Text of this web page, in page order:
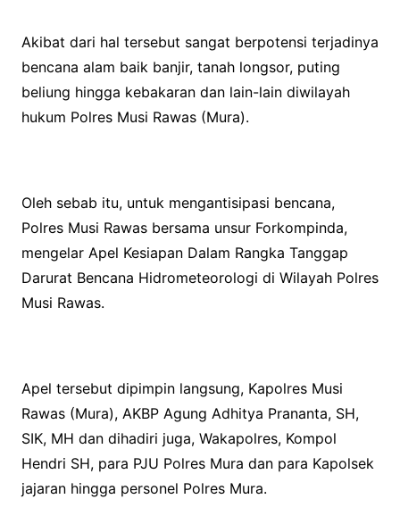
Akibat dari hal tersebut sangat berpotensi terjadinya
bencana alam baik banjir, tanah longsor, puting
beliung hingga kebakaran dan lain-lain diwilayah
hukum Polres Musi Rawas (Mura).
Oleh sebab itu, untuk mengantisipasi bencana,
Polres Musi Rawas bersama unsur Forkompinda,
mengelar Apel Kesiapan Dalam Rangka Tanggap
Darurat Bencana Hidrometeorologi di Wilayah Polres
Musi Rawas.
Apel tersebut dipimpin langsung, Kapolres Musi
Rawas (Mura), AKBP Agung Adhitya Prananta, SH,
SIK, MH dan dihadiri juga, Wakapolres, Kompol
Hendri SH, para PJU Polres Mura dan para Kapolsek
jajaran hingga personel Polres Mura.